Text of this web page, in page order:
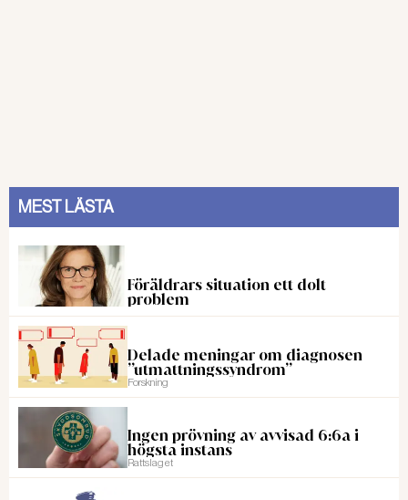
MEST LÄSTA
Föräldrars situation ett dolt
problem
Delade meningar om diagnosen
”utmattningssyndrom”
Forskning
Ingen prövning av avvisad 6:6a i
högsta instans
Rattslaget